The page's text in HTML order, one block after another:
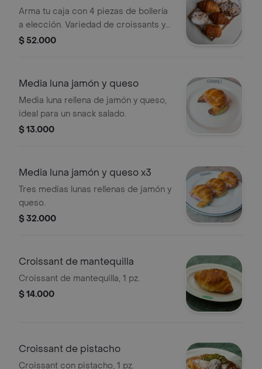
Arma tu caja con 4 piezas de bollería
a elección. Variedad de croissants y
panes dulces disponibles.
$ 52.000
Media luna jamón y queso
Media luna rellena de jamón y queso,
ideal para un snack salado.
$ 13.000
Media luna jamón y queso x3
Tres medias lunas rellenas de jamón y
queso.
$ 32.000
Croissant de mantequilla
Croissant de mantequilla, 1 pz.
$ 14.000
Croissant de pistacho
Croissant con pistacho, 1 pz.